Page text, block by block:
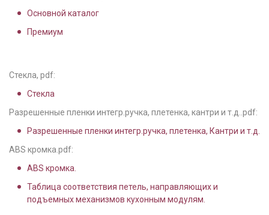
Основной каталог
Премиум
Стекла, pdf:
Стекла
Разрешенные пленки интегр.ручка, плетенка, кантри и т.д..pdf:
Разрешенные пленки интегр.ручка, плетенка, Кантри и т.д.
ABS кромка.pdf:
ABS кромка.
Таблица соответствия петель, направляющих и
подъемных механизмов кухонным модулям.